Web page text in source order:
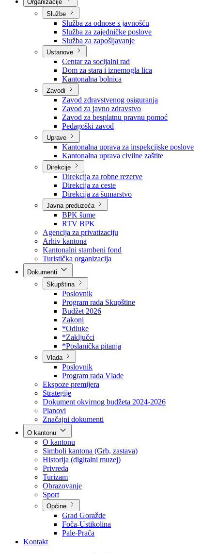
Nadležnosti
Sjednice Vlade
Službe
Služba za odnose s javnošću
Služba za zajedničke poslove
Služba za zapošljavanje
Ustanove
Centar za socijalni rad
Dom za stara i iznemogla lica
Kantonalna bolnica
Zavodi
Zavod zdravstvenog osiguranja
Zavod za javno zdravstvo
Zavod za besplatnu pravnu pomoć
Pedagoški zavod
Uprave
Kantonalna uprava za inspekcijske poslove
Kantonalna uprava civilne zaštite
Direkcije
Direkcija za robne rezerve
Direkcija za ceste
Direkcija za šumarstvo
Javna preduzeća
BPK šume
RTV BPK
Agencija za privatizaciju
Arhiv kantona
Kantonalni stambeni fond
Turistička organizacija
Skupština
Poslovnik
Program rada Skupštine
Budžet 2026
Zakoni
*Odluke
*Zaključci
*Poslanička pitanja
Vlada
Poslovnik
Program rada Vlade
Ekspoze premijera
Strategije
Dokument okvirnog budžeta 2024-2026
Planovi
Značajni dokumenti
O kantonu
O kantonu
Simboli kantona (Grb, zastava)
Historija (digitalni muzej)
Privreda
Turizam
Obrazovanje
Općine